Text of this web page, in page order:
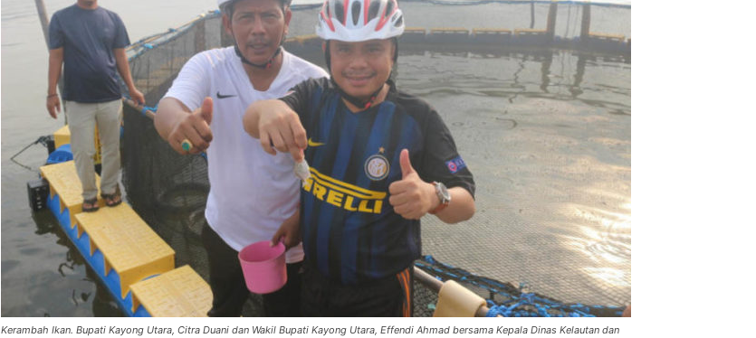
Kerambah Ikan. Bupati Kayong Utara, Citra Duani dan Wakil Bupati Kayong Utara, Effendi Ahmad bersama Kepala Dinas Kelautan dan